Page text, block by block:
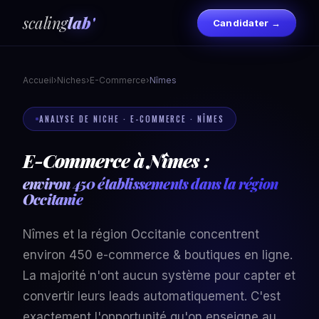
scalinglab' Candidater →
Accueil›Niches›E-Commerce›Nîmes
ANALYSE DE NICHE · E-COMMERCE · NÎMES
E-Commerce à Nîmes :
environ 450 établissements dans la région
Occitanie
Nîmes et la région Occitanie concentrent
environ 450 e-commerce & boutiques en ligne.
La majorité n'ont aucun système pour capter et
convertir leurs leads automatiquement. C'est